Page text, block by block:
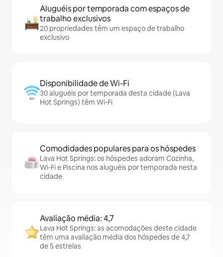
Aluguéis por temporada com espaços de
trabalho exclusivos
20 propriedades têm um espaço de trabalho
exclusivo
Disponibilidade de Wi-Fi
30 aluguéis por temporada desta cidade (Lava
Hot Springs) têm Wi-Fi
Comodidades populares para os hóspedes
Lava Hot Springs: os hóspedes adoram Cozinha,
Wi-Fi e Piscina nos aluguéis por temporada nesta
cidade
Avaliação média: 4,7
Lava Hot Springs: as acomodações deste cidade
têm uma avaliação média dos hóspedes de 4,7
de 5 estrelas